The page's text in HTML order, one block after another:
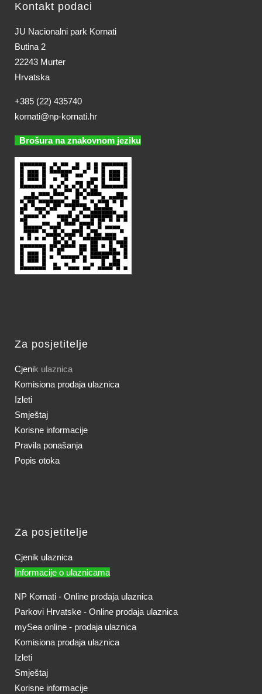
Kontakt podaci
JU Nacionalni park Kornati
Butina 2
22243 Murter
Hrvatska
+385 (22) 435740
kornati@np-kornati.hr
Brošura na znakovnom jeziku
Za posjetitelje
Cjenik ulaznica
Komisiona prodaja ulaznica
Izleti
Smještaj
Korisne informacije
Pravila ponašanja
Popis otoka
Za posjetitelje
Cjenik ulaznica
Informacije o ulaznicama
NP Kornati - Online prodaja ulaznica
Parkovi Hrvatske - Online prodaja ulaznica
mySea online - prodaja ulaznica
Komisiona prodaja ulaznica
Izleti
Smještaj
Korisne informacije